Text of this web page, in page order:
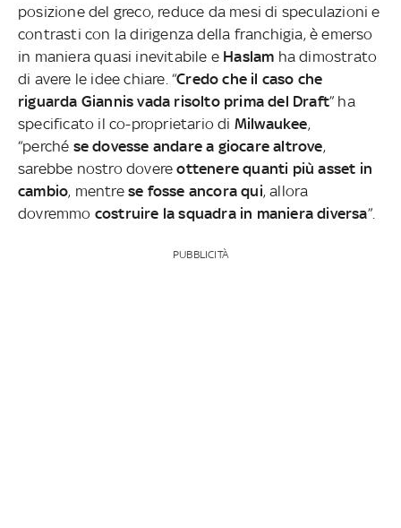
posizione del greco, reduce da mesi di speculazioni e
contrasti con la dirigenza della franchigia, è emerso
in maniera quasi inevitabile e Haslam ha dimostrato
di avere le idee chiare. “Credo che il caso che
riguarda Giannis vada risolto prima del Draft” ha
specificato il co-proprietario di Milwaukee,
“perché se dovesse andare a giocare altrove,
sarebbe nostro dovereottenere quanti più asset in
cambio, mentrese fosse ancora qui, allora
dovremmo costruire la squadra in maniera diversa”.
PUBBLICITÀ